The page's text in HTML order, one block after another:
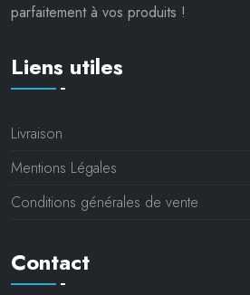
parfaitement à vos produits !
Liens utiles
Livraison
Mentions Légales
Conditions générales de vente
Contact